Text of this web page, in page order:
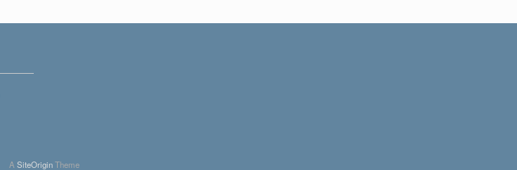
A SiteOriginTheme